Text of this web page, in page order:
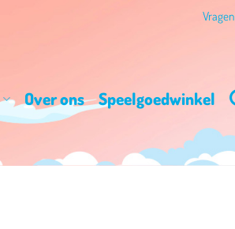
Vragen
Over ons Speelgoedwinkel